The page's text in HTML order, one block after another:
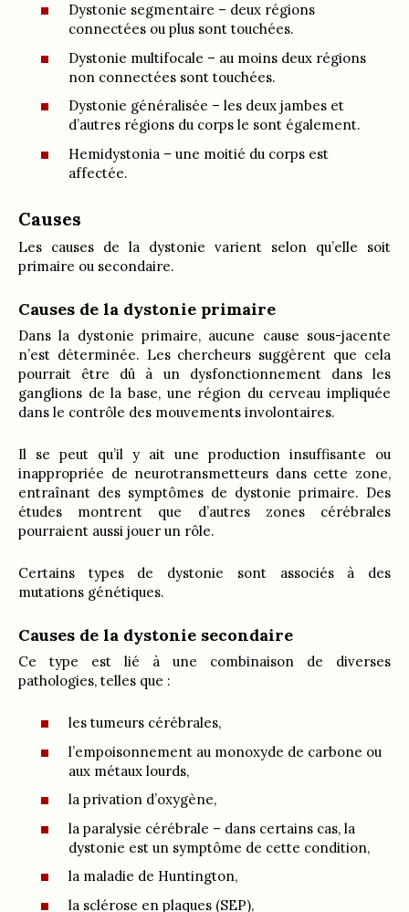
Dystonie segmentaire – deux régions
connectées ou plus sont touchées.
Dystonie multifocale – au moins deux régions
non connectées sont touchées.
Dystonie généralisée – les deux jambes et
d’autres régions du corps le sont également.
Hemidystonia – une moitié du corps est
affectée.
Causes
Les causes de la dystonie varient selon qu’elle soit
primaire ou secondaire.
Causes de la dystonie primaire
Dans la dystonie primaire, aucune cause sous-jacente
n’est déterminée. Les chercheurs suggèrent que cela
pourrait être dû à un dysfonctionnement dans les
ganglions de la base, une région du cerveau impliquée
dans le contrôle des mouvements involontaires.
Il se peut qu’il y ait une production insuffisante ou
inappropriée de neurotransmetteurs dans cette zone,
entraînant des symptômes de dystonie primaire. Des
études montrent que d’autres zones cérébrales
pourraient aussi jouer un rôle.
Certains types de dystonie sont associés à des
mutations génétiques.
Causes de la dystonie secondaire
Ce type est lié à une combinaison de diverses
pathologies, telles que :
les tumeurs cérébrales,
l’empoisonnement au monoxyde de carbone ou
aux métaux lourds,
la privation d’oxygène,
la paralysie cérébrale – dans certains cas, la
dystonie est un symptôme de cette condition,
la maladie de Huntington,
la sclérose en plaques (SEP),